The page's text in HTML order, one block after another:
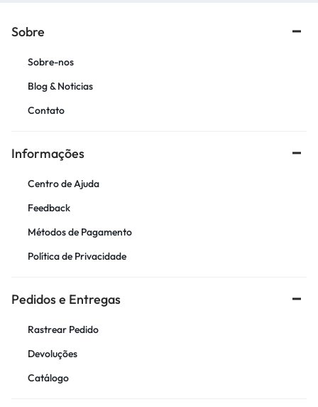
Sobre
Sobre-nos
Blog & Noticias
Contato
Informações
Centro de Ajuda
Feedback
Métodos de Pagamento
Política de Privacidade
Pedidos e Entregas
Rastrear Pedido
Devoluções
Catálogo